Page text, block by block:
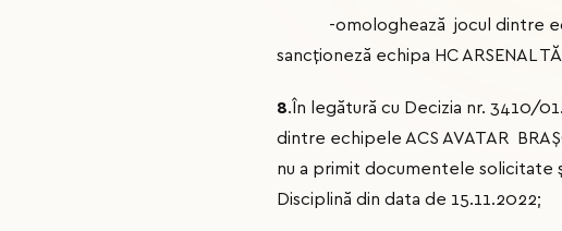
-omologhează jocul dintre
sancționeză echipa HC ARSENAL
8.În legătură cu Decizia nr. 3410/
dintre echipele ACS AVATAR
nu a primit documentele solicitate
Disciplină din data de 15.11.2022;